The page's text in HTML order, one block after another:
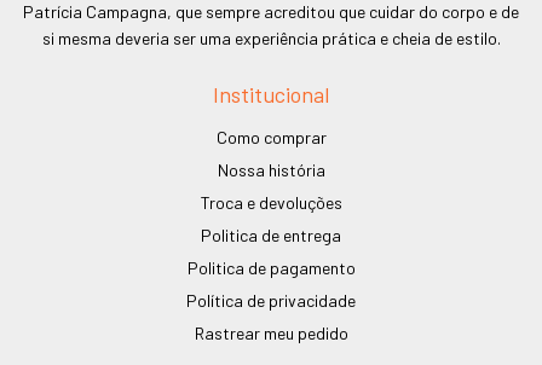
Patrícia Campagna, que sempre acreditou que cuidar do corpo e de
si mesma deveria ser uma experiência prática e cheia de estilo.
Institucional
Como comprar
Nossa história
Troca e devoluções
Politica de entrega
Politica de pagamento
Política de privacidade
Rastrear meu pedido